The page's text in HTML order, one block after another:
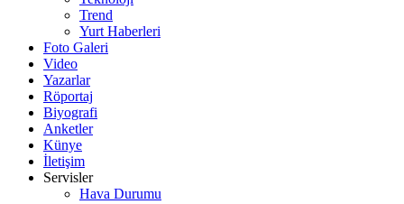
Trend
Yurt Haberleri
Foto Galeri
Video
Yazarlar
Röportaj
Biyografi
Anketler
Künye
İletişim
Servisler
Hava Durumu